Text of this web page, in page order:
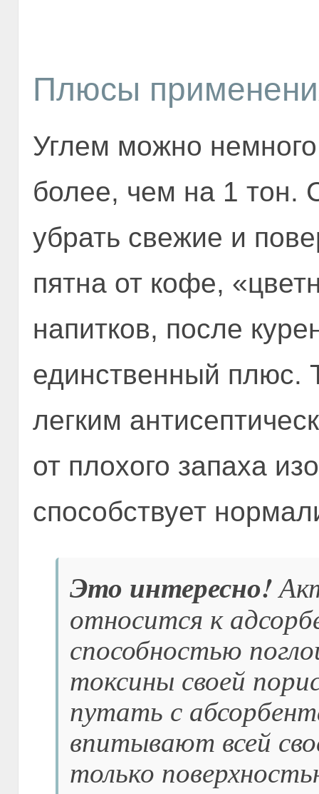
Плюсы
Углем можно
более, чем на 1 тон.
убрать свежие и
пятна от кофе,
напитков, после
единственный плюс.
легким
от плохого запаха
способствует
Это интересно!
относится к
способностью
токсины своей
путать с
впитывают всей
только